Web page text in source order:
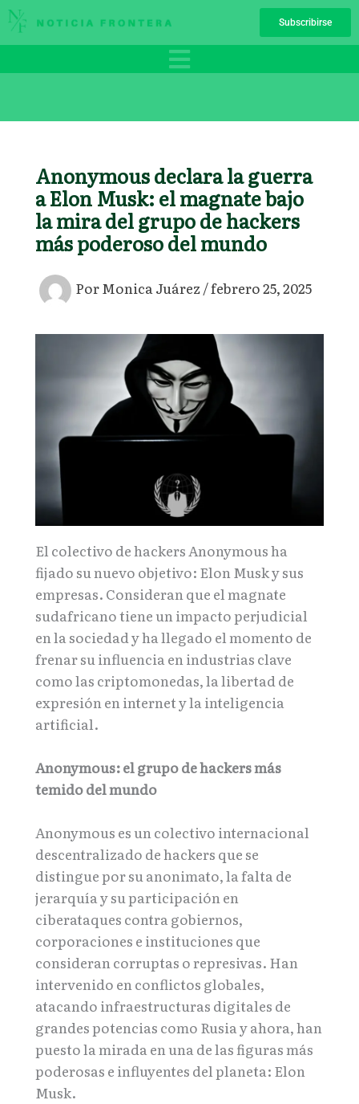
Ir
al
Subscribirse
Anonymous declara la guerra
a Elon Musk: el magnate bajo
la mira del grupo de hackers
más poderoso del mundo
PorMonica Juárez/febrero 25, 2025
El colectivo de hackers Anonymous ha
fijado su nuevo objetivo: Elon Musk y sus
empresas. Consideran que el magnate
sudafricano tiene un impacto perjudicial
en la sociedad y ha llegado el momento de
frenar su influencia en industrias clave
como las criptomonedas, la libertad de
expresión en internet y la inteligencia
artificial.
Anonymous: el grupo de hackers más
temido del mundo
Anonymous es un colectivo internacional
descentralizado de hackers que se
distingue por su anonimato, la falta de
jerarquía y su participación en
ciberataques contra gobiernos,
corporaciones e instituciones que
consideran corruptas o represivas. Han
intervenido en conflictos globales,
atacando infraestructuras digitales de
grandes potencias como Rusia y ahora, han
puesto la mirada en una de las figuras más
poderosas e influyentes del planeta: Elon
Musk.